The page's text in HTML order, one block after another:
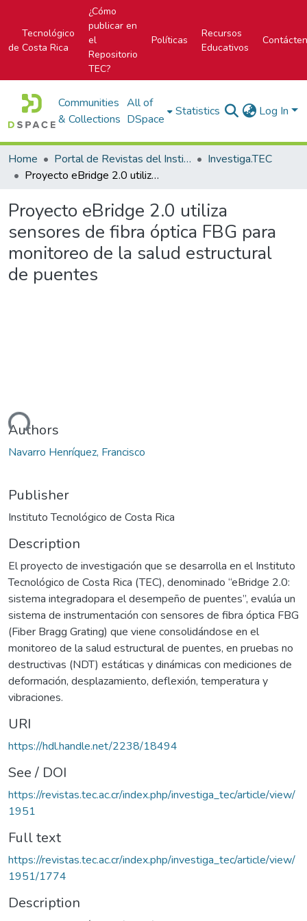
Tecnológico
de Costa Rica
¿Cómo
publicar en
el
Repositorio
TEC?
Políticas
Recursos
Educativos
Communities
& Collections
All of
DSpace
Statistics Log In
Home Portal de Revistas del Instituto Tecnológico de Costa Rica
Investiga.TEC
Proyecto eBridge 2.0 utiliza sensores de fibra óptica FBG para monitoreo de la salud estructural de puentes
Proyecto eBridge 2.0 utiliza
sensores de fibra óptica FBG para
monitoreo de la salud estructural
de puentes
Authors
Navarro Henríquez, Francisco
Publisher
Instituto Tecnológico de Costa Rica
Description
El proyecto de investigación que se desarrolla en el Instituto
Tecnológico de Costa Rica (TEC), denominado “eBridge 2.0:
sistema integradopara el desempeño de puentes”, evalúa un
sistema de instrumentación con sensores de fibra óptica FBG
(Fiber Bragg Grating) que viene consolidándose en el
monitoreo de la salud estructural de puentes, en pruebas no
destructivas (NDT) estáticas y dinámicas con mediciones de
deformación, desplazamiento, deflexión, temperatura y
vibraciones.
URI
https://hdl.handle.net/2238/18494
See / DOI
https://revistas.tec.ac.cr/index.php/investiga_tec/article/view/
1951
Full text
https://revistas.tec.ac.cr/index.php/investiga_tec/article/view/
1951/1774
Description